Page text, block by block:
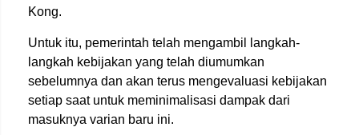
Kong.
Untuk itu, pemerintah telah mengambil langkah-
langkah kebijakan yang telah diumumkan
sebelumnya dan akan terus mengevaluasi kebijakan
setiap saat untuk meminimalisasi dampak dari
masuknya varian baru ini.